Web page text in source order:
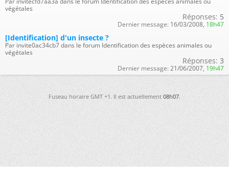
végétales
Réponses: 5
Dernier message: 16/03/2008, 18h47
[Identification] d'un insecte ?
Par invite0ac34cb7 dans le forum Identification des espèces animales ou
végétales
Réponses: 3
Dernier message: 21/06/2007, 19h47
Fuseau horaire GMT +1. Il est actuellement08h07.